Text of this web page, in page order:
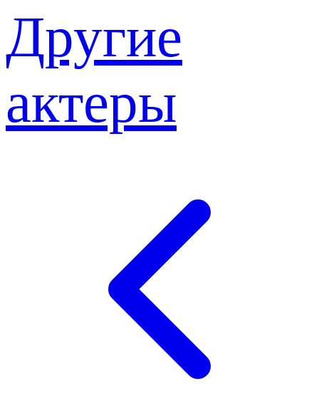
Другие
актеры